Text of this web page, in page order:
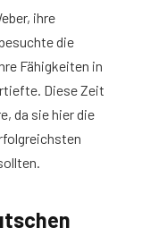
ihre
die
Fähigkeiten in
Diese Zeit
da sie hier die